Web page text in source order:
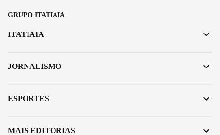
GRUPO ITATIAIA
ITATIAIA
JORNALISMO
ESPORTES
MAIS EDITORIAS